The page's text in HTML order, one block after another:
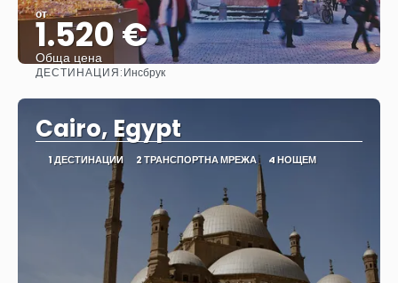
от
1.520 €
Обща цена
ДЕСТИНАЦИЯ:Инсбрук
Cairo, Egypt
1 ДЕСТИНАЦИИ 2 ТРАНСПОРТНА МРЕЖА 4 НОЩЕМ